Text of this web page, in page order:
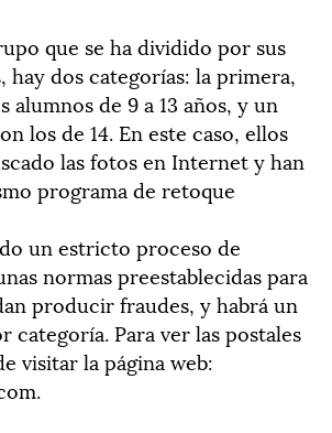
que se ha dividido por sus
dos categorías: la primera,
alumnos de 9 a 13 años, y un
los de 14. En este caso, ellos
las fotos en Internet y han
programa de retoque
un estricto proceso de
normas preestablecidas para
producir fraudes, y habrá un
categoría. Para ver las postales
visitar la página web: